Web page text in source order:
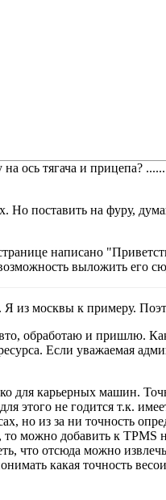
ось тягача и прицепа?
Но поставить на фуру,
написано
выложить его
Я из москвы к примеру.
обработаю и пришлю.
Если уважаемая
для карьерных машин.
этого не годится т.к.
но из за ни точность
можно добавить к TPMS
что отсюда можно
какая точность